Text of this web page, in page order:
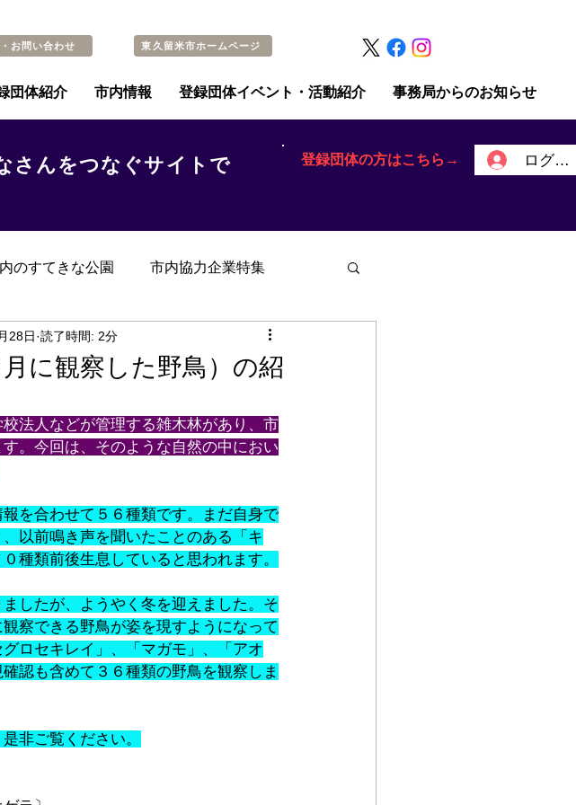
お問い合わせ 東久留米市ホームページ
団体紹介 市内情報 登録団体イベント・活動紹介 事務局からのお知らせ
さんをつなぐサイトで
登録団体の方はこちら→ ログイ
のすてきな公園 市内協力企業特集
記事
に観察した野鳥）の紹
28日 読了時間: 2分
法人などが管理する雑木林があり、市
。今回は、そのような自然の中におい
を合わせて５６種類です。まだ自身で
以前鳴き声を聞いたことのある「キ
種類前後生息していると思われます。
したが、ようやく冬を迎えました。そ
察できる野鳥が姿を現すようになって
ロセキレイ」、「マガモ」、「アオ
認も含めて３６種類の野鳥を観察しま
非ご覧ください。